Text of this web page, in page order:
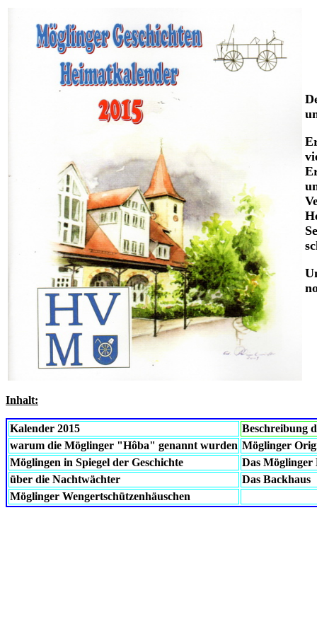
Inhalt:
Kalender 2015
Beschreibung
warum die Möglinger "Hôba" genannt wurden Möglinger
Möglingen in Spiegel der Geschichte
Das Möglinger
über die Nachtwächter
Das Backhaus
Möglinger Wengertschützenhäuschen